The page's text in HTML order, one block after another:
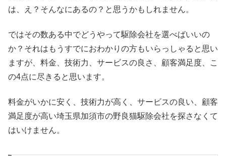
は、え？そんなにあるの？と思うかもしれません。
ではその数ある中でどうやって駆除会社を選べばいいの
か？それはもうすでにおわかりの方もいらっしゃると思い
ますが、料金、技術力、サービスの良さ、顧客満足度、こ
の4点に尽きると思います。
料金がいかに安く、技術力が高く、サービスの良い、顧客
満足度が高い埼玉県加須市の野良猫駆除会社を探さなくて
はいけません。